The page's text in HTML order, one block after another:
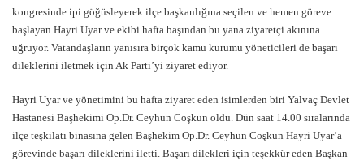
kongresinde ipi göğüsleyerek ilçe başkanlığına seçilen ve hemen göreve
başlayan Hayri Uyar ve ekibi hafta başından bu yana ziyaretçi akınına
uğruyor. Vatandaşların yanısıra birçok kamu kurumu yöneticileri de başarı
dileklerini iletmek için Ak Parti’yi ziyaret ediyor.
Hayri Uyar ve yönetimini bu hafta ziyaret eden isimlerden biri Yalvaç Devlet
Hastanesi Başhekimi Op.Dr. Ceyhun Coşkun oldu. Dün saat 14.00 sıralarında
ilçe teşkilatı binasına gelen Başhekim Op.Dr. Ceyhun Coşkun Hayri Uyar’a
görevinde başarı dileklerini iletti. Başarı dilekleri için teşekkür eden Başkan